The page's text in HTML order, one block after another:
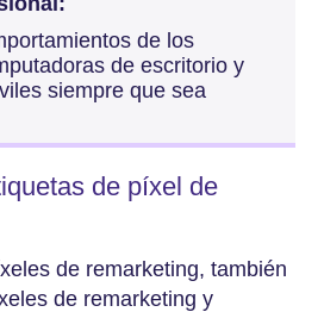
de los
de escritorio y
siempre que sea
de píxel de
de remarketing, también
de remarketing y